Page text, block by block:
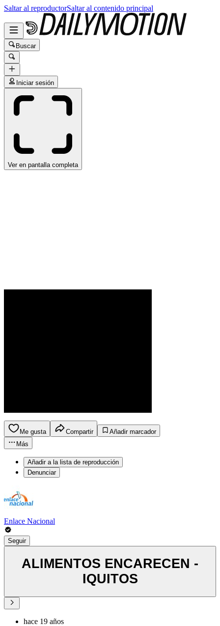
Saltar al reproductorSaltar al contenido principal
Buscar
Iniciar sesión
Ver en pantalla completa
Me gusta Compartir
Añadir marcador
Más
Añadir a la lista de reproducción
Denunciar
Enlace Nacional
Seguir
ALIMENTOS ENCARECEN -
IQUITOS
hace 19 años